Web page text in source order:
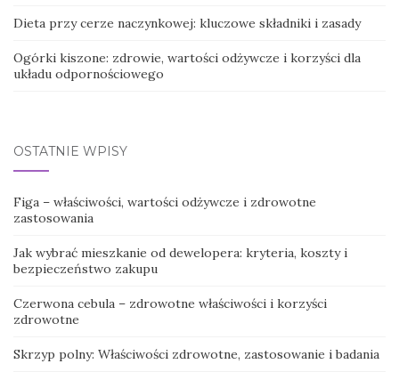
Dieta przy cerze naczynkowej: kluczowe składniki i zasady
Ogórki kiszone: zdrowie, wartości odżywcze i korzyści dla
układu odpornościowego
OSTATNIE WPISY
Figa – właściwości, wartości odżywcze i zdrowotne
zastosowania
Jak wybrać mieszkanie od dewelopera: kryteria, koszty i
bezpieczeństwo zakupu
Czerwona cebula – zdrowotne właściwości i korzyści
zdrowotne
Skrzyp polny: Właściwości zdrowotne, zastosowanie i badania